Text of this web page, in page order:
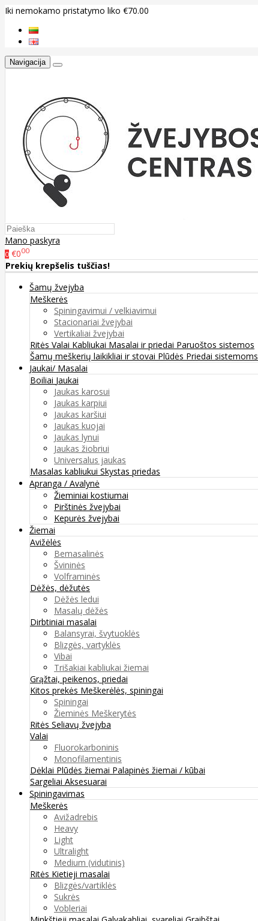
Iki nemokamo pristatymo liko €70.00
Navigacija
Mano paskyra
0 €000
Prekių krepšelis tuščias!
Šamų žvejyba
Meškerės
Spiningavimui / velkiavimui
Stacionariai žvejybai
Vertikaliai žvejybai
Ritės Valai Kabliukai Masalai ir priedai Paruoštos sistemos
Šamų meškerių laikikliai ir stovai Plūdės Priedai sistemoms
Jaukai/ Masalai
Boiliai Jaukai
Jaukas karosui
Jaukas karpiui
Jaukas karšiui
Jaukas kuojai
Jaukas lynui
Jaukas žiobriui
Universalus jaukas
Masalas kabliukui Skystas priedas
Apranga / Avalynė
Žieminiai kostiumai
Pirštinės žvejybai
Kepurės žvejybai
Žiemai
Avižėlės
Bemasalinės
Švininės
Volframinės
Dėžės, dėžutės
Dėžės ledui
Masalų dėžės
Dirbtiniai masalai
Balansyrai, švytuoklės
Blizgės, vartyklės
Vibai
Trišakiai kabliukai žiemai
Grąžtai, peikenos, priedai
Kitos prekės Meškerėlės, spiningai
Spiningai
Žieminės Meškerytės
Ritės Seliavų žvejyba
Valai
Fluorokarboninis
Monofilamentinis
Dėklai Plūdės žiemai Palapinės žiemai / kūbai
Sargeliai Aksesuarai
Spiningavimas
Meškerės
Avižadrebis
Heavy
Light
Ultralight
Medium (vidutinis)
Ritės Kietieji masalai
Blizgės/vartiklės
Sukrės
Vobleriai